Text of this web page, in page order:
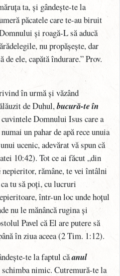
ta, și gândește-te la
păcatele care te-au biruit
și roagă-L să aducă
nu propășește, dar
ele, capătă îndurare.” Prov.
în urmă și văzând
de Duhul,bucură-te în
Domnului Isus care a
un pahar de apă rece unuia
ucenic, adevărat vă spun că
10:42). Tot ce ai făcut „din
rămâne, te vei întâlni
tu să poți, cu lucruri
într-un loc unde hoțul
nu le mănâncă rugina și
Pavel că El are putere să
în ziua aceea (2 Tim. 1:12).
te la faptul căanul
nimic. Cutremură-te la